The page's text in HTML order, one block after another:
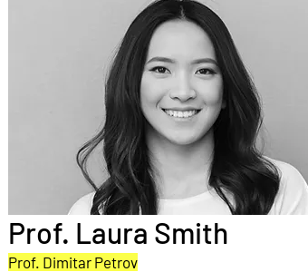
Prof. Laura Smith
Prof. Dimitar Petrov